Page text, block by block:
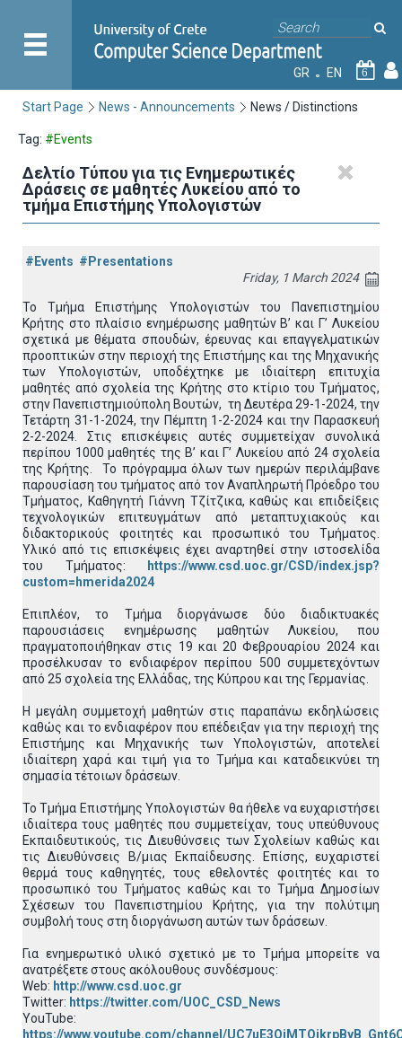
GR EN 6
Start Page News - Announcements News / Distinctions
Tag: #Events
Δελτίο Τύπου για τις Ενημερωτικές
Δράσεις σε μαθητές Λυκείου από το
τμήμα Επιστήμης Υπολογιστών
#Events #Presentations
Friday, 1 March 2024
Το Τμήμα Επιστήμης Υπολογιστών του Πανεπιστημίου
Κρήτης στο πλαίσιο ενημέρωσης μαθητών Β’ και Γ’ Λυκείου
σχετικά με θέματα σπουδών, έρευνας και επαγγελματικών
προοπτικών στην περιοχή της Επιστήμης και της Μηχανικής
των Υπολογιστών, υποδέχτηκε με ιδιαίτερη επιτυχία
μαθητές από σχολεία της Κρήτης στο κτίριο του Τμήματος,
στην Πανεπιστημιούπολη Βουτών, τη Δευτέρα 29-1-2024, την
Τετάρτη 31-1-2024, την Πέμπτη 1-2-2024 και την Παρασκευή
2-2-2024. Στις επισκέψεις αυτές συμμετείχαν συνολικά
περίπου 1000 μαθητές της Β’ και Γ’ Λυκείου από 24 σχολεία
της Κρήτης. Το πρόγραμμα όλων των ημερών περιλάμβανε
παρουσίαση του τμήματος από τον Αναπληρωτή Πρόεδρο του
Τμήματος, Καθηγητή Γιάννη Τζίτζικα, καθώς και επιδείξεις
τεχνολογικών επιτευγμάτων από μεταπτυχιακούς και
διδακτορικούς φοιτητές και προσωπικό του Τμήματος.
Υλικό από τις επισκέψεις έχει αναρτηθεί στην ιστοσελίδα
του Τμήματος:
https://www.csd.uoc.gr/CSD/index.jsp?
custom=hmerida2024
Επιπλέον, το Τμήμα διοργάνωσε δύο διαδικτυακές
παρουσιάσεις ενημέρωσης μαθητών Λυκείου, που
πραγματοποιήθηκαν στις 19 και 20 Φεβρουαρίου 2024 και
προσέλκυσαν το ενδιαφέρον περίπου 500 συμμετεχόντων
από 25 σχολεία της Ελλάδας, της Κύπρου και της Γερμανίας.
Η μεγάλη συμμετοχή μαθητών στις παραπάνω εκδηλώσεις
καθώς και το ενδιαφέρον που επέδειξαν για την περιοχή της
Επιστήμης και Μηχανικής των Υπολογιστών, αποτελεί
ιδιαίτερη χαρά και τιμή για το Τμήμα και καταδεικνύει τη
σημασία τέτοιων δράσεων.
Το Τμήμα Επιστήμης Υπολογιστών θα ήθελε να ευχαριστήσει
ιδιαίτερα τους μαθητές που συμμετείχαν, τους υπεύθυνους
Εκπαιδευτικούς, τις Διευθύνσεις των Σχολείων καθώς και
τις Διευθύνσεις Β/μιας Εκπαίδευσης. Επίσης, ευχαριστεί
θερμά τους καθηγητές, τους εθελοντές φοιτητές και το
προσωπικό του Τμήματος καθώς και το Τμήμα Δημοσίων
Σχέσεων του Πανεπιστημίου Κρήτης, για την πολύτιμη
συμβολή τους στη διοργάνωση αυτών των δράσεων.
Για ενημερωτικό υλικό σχετικό με το Τμήμα μπορείτε να
ανατρέξετε στους ακόλουθους συνδέσμους:
Web: http://www.csd.uoc.gr
Twitter: https://twitter.com/UOC_CSD_News
YouTube:
https://www.youtube.com/channel/